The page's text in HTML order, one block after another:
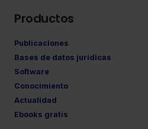
Productos
Publicaciones
Bases de datos jurídicas
Software
Conocimiento
Actualidad
Ebooks gratis